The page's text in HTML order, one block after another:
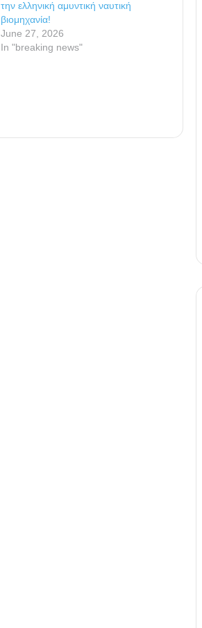
την ελληνική αμυντική ναυτική
βιομηχανία!
June 27, 2026
In "breaking news"